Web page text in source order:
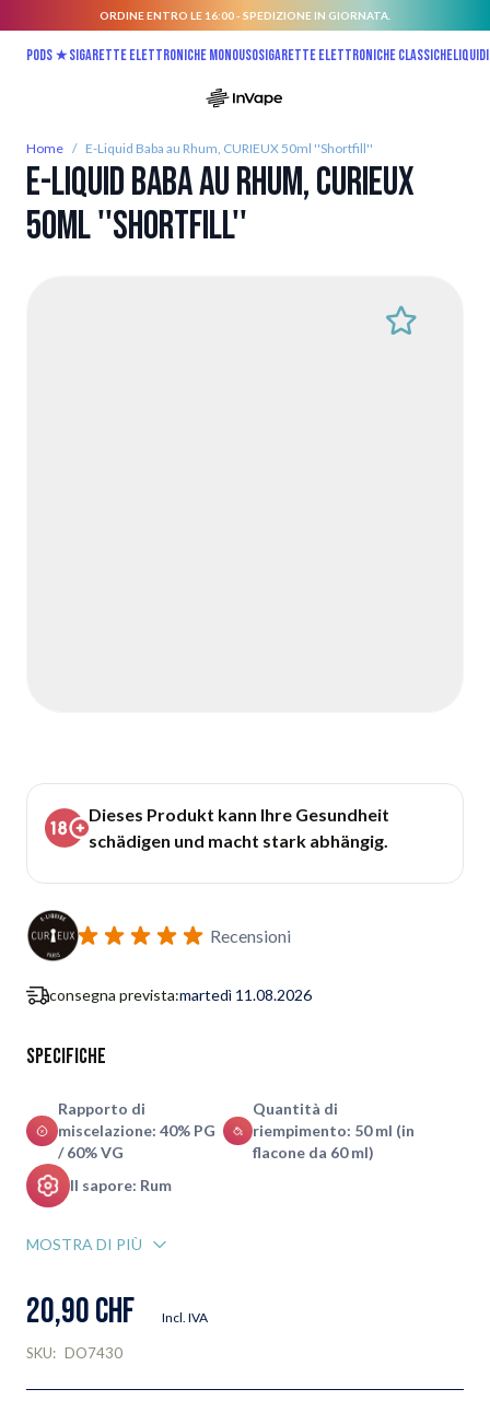
ORDINE ENTRO LE 16:00 - SPEDIZIONE IN GIORNATA.
Pods ★Sigarette elettroniche monousoSigarette elettroniche classiche
Home / E-Liquid Baba au Rhum, CURIEUX 50ml ''Shortfill''
E-Liquid Baba au Rhum, CURIEUX
50ml ''Shortfill''
Dieses Produkt kann Ihre Gesundheit
schädigen und macht stark abhängig.
Recensioni
consegna prevista:martedì 11.08.2026
Specifiche
Rapporto di
miscelazione: 40% PG
/ 60% VG
Quantità di
riempimento: 50 ml (in
flacone da 60 ml)
Il sapore: Rum
MOSTRA DI PIÙ
20,90 CHF Incl. IVA
SKU: DO7430